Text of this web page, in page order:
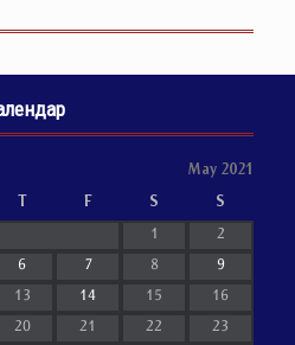
May 2021
T F S S
1 2
6 7 8 9
13 14 15 16
20 21 22 23